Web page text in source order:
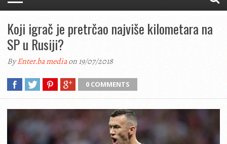
Koji igrač je pretrčao najviše kilometara na
SP u Rusiji?
ByEnter.ba mediaon 19/07/2018
0 COMMENTS